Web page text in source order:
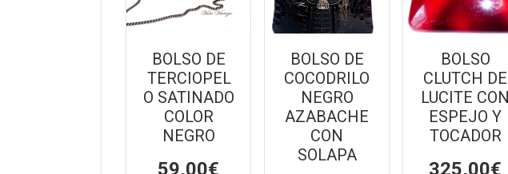
BOLSO DE
TERCIOPEL
O SATINADO
COLOR
NEGRO
BOLSO DE
COCODRILO
NEGRO
AZABACHE
CON
SOLAPA
BOLSO
CLUTCH DE
LUCITE CON
ESPEJO Y
TOCADOR